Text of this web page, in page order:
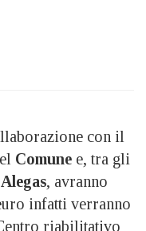
con il
Comune e, tra gli
Alegas, avranno
infatti verranno
riabilitativo